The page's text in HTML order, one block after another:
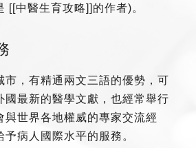
[[中醫生育攻略]]的作者)。
市，有精通兩文三語的優勢，可
國最新的醫學文獻，也經常舉行
與世界各地權威的專家交流經
病人國際水平的服務。